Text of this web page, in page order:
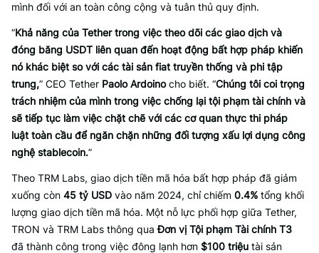
mình đối với an toàn công cộng và tuân thủ quy định.
“Khả năng của Tether trong việc theo dõi các giao dịch và
đóng băng USDT liên quan đến hoạt động bất hợp pháp khiến
nó khác biệt so với các tài sản fiat truyền thống và phi tập
trung,” CEO Tether Paolo Ardoinocho biết. “Chúng tôi coi trọng
trách nhiệm của mình trong việc chống lại tội phạm tài chính và
sẽ tiếp tục làm việc chặt chẽ với các cơ quan thực thi pháp
luật toàn cầu để ngăn chặn những đối tượng xấu lợi dụng công
nghệ stablecoin.”
Theo TRM Labs, giao dịch tiền mã hóa bất hợp pháp đã giảm
xuống còn 45 tỷ USD vào năm 2024, chỉ chiếm 0.4% tổng khối
lượng giao dịch tiền mã hóa. Một nỗ lực phối hợp giữa Tether,
TRON và TRM Labs thông quaĐơn vị Tội phạm Tài chính T3
đã thành công trong việc đông lạnh hơn $100 triệu tài sản